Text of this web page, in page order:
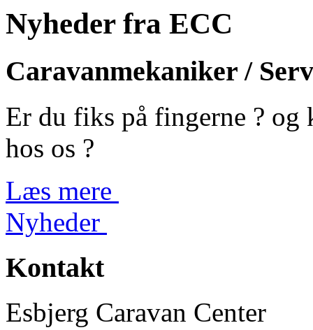
Nyheder fra ECC
Caravanmekaniker /
Er du fiks på fingerne ? og
hos os ?
Læs mere
Nyheder
Kontakt
Esbjerg Caravan Center